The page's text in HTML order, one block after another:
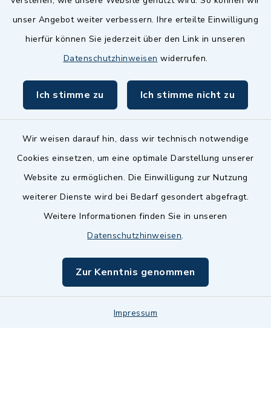
unser Angebot weiter verbessern. Ihre erteilte Einwilligung
hierfür können Sie jederzeit über den Link in unseren
Datenschutzhinweisen widerrufen.
Ich stimme zu Ich stimme nicht zu
Wir weisen darauf hin, dass wir technisch notwendige
Cookies einsetzen, um eine optimale Darstellung unserer
Website zu ermöglichen. Die Einwilligung zur Nutzung
weiterer Dienste wird bei Bedarf gesondert abgefragt.
Weitere Informationen finden Sie in unseren
Datenschutzhinweisen.
Zur Kenntnis genommen
Impressum
Zenngrund Allianz
Dillenberggruppe
inixmedia GmbH
Barrierefreiheit
Impressum
Sitemap